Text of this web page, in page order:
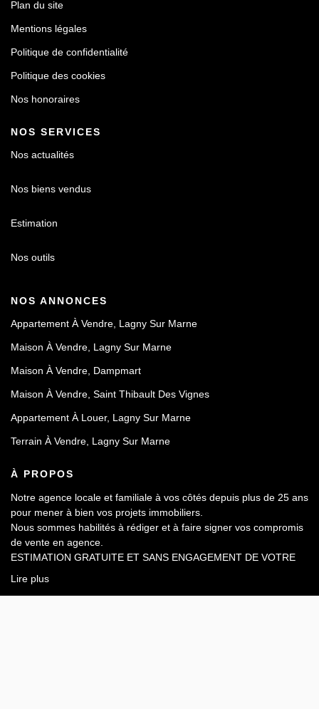
Plan du site
Mentions légales
Politique de confidentialité
Politique des cookies
Nos honoraires
NOS SERVICES
Nos actualités
Nos biens vendus
Estimation
Nos outils
NOS ANNONCES
Appartement À Vendre, Lagny Sur Marne
Maison À Vendre, Lagny Sur Marne
Maison À Vendre, Dampmart
Maison À Vendre, Saint Thibault Des Vignes
Appartement À Louer, Lagny Sur Marne
Terrain À Vendre, Lagny Sur Marne
À PROPOS
Notre agence locale et familiale à vos côtés depuis plus de 25 ans
pour mener à bien vos projets immobiliers.
Nous sommes habilités à rédiger et à faire signer vos compromis
de vente en agence.
ESTIMATION GRATUITE ET SANS ENGAGEMENT DE VOTRE
Lire plus